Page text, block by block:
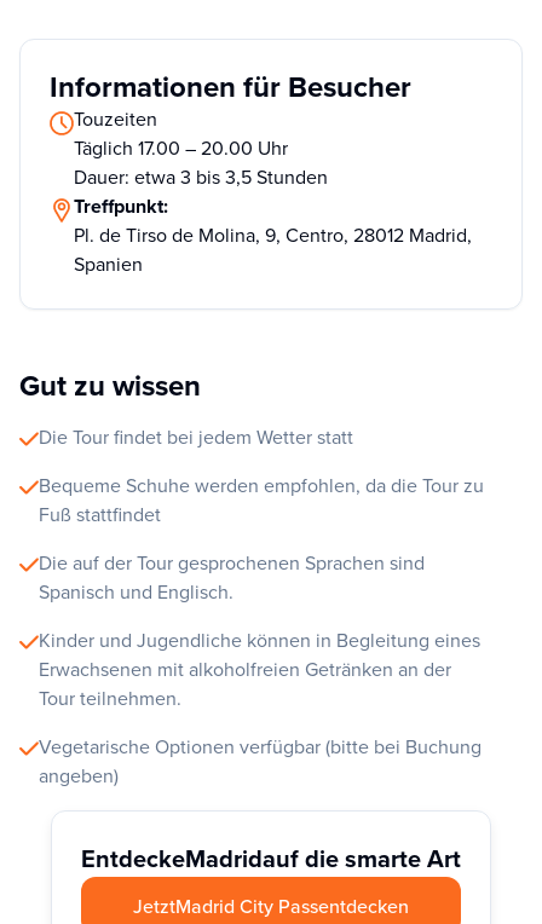
Informationen für Besucher
Touzeiten
Täglich 17.00 – 20.00 Uhr
Dauer: etwa 3 bis 3,5 Stunden
Treffpunkt:
Pl. de Tirso de Molina, 9, Centro, 28012 Madrid,
Spanien
Gut zu wissen
Die Tour findet bei jedem Wetter statt
Bequeme Schuhe werden empfohlen, da die Tour zu
Fuß stattfindet
Die auf der Tour gesprochenen Sprachen sind
Spanisch und Englisch.
Kinder und Jugendliche können in Begleitung eines
Erwachsenen mit alkoholfreien Getränken an der
Tour teilnehmen.
Vegetarische Optionen verfügbar (bitte bei Buchung
angeben)
EntdeckeMadridauf die smarte Art
JetztMadrid City Passentdecken